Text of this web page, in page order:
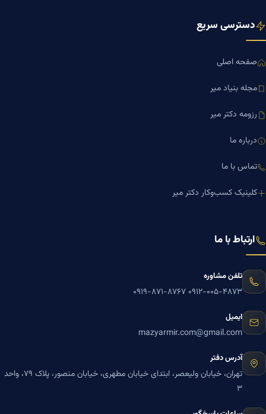
دسترسی سریع
صفحه اصلی
مجله بنیاد میر
رزومه دکتر میر
درباره ما
تماس با ما
کلینیک کسب‌وکار دکتر میر
ارتباط با ما
تلفن مشاوره
۰۹۱۲-۰۰۵-۴۸۷۳ ۰۹۱۹-۸۷۱-۸۷۶۷
ایمیل
mazyarmir.com@gmail.com
آدرس دفتر
تهران، خیابان ولیعصر، ابتدای خیابان مطهری، خیابان منصور، پلاک ۷۹، واحد
۳